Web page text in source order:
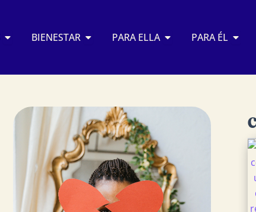
Abrir RELACIONES
BIENESTAR Abrir BIENESTAR
PARA ELLA Abrir PARA ELLA
PARA ÉL Abrir